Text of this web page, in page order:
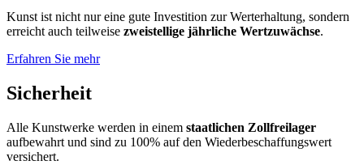
Kunst ist nicht nur eine gute Investition zur Werterhaltung, sondern
erreicht auch teilweise zweistellige jährliche Wertzuwächse.
Erfahren Sie mehr
Sicherheit
Alle Kunstwerke werden in einem staatlichen Zollfreilager
aufbewahrt und sind zu 100% auf den Wiederbeschaffungswert
versichert.